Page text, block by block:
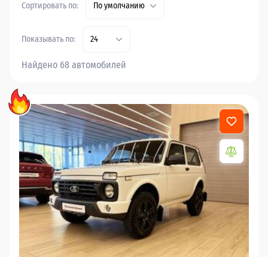
Сортировать по: По умолчанию
Показывать по: 24
Найдено 68 автомобилей